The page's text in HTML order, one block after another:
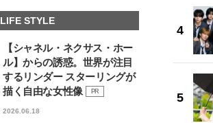
LIFE STYLE
【シャネル・ネクサス・ホー
ル】からの誘惑。世界が注目
するリンダー スターリングが
描く自由な女性像
PR
2026.06.18
【新世代J-POPグループ
aoen（アオエン）】自身がアーテ
先輩とは―― 新曲「青春インクレ
ディブル」リリース記念インタビ
ュー
LIFE STYLE
【元之介＆小西詠斗】ドラマ「席
替えしたら、どうやら後ろの男が